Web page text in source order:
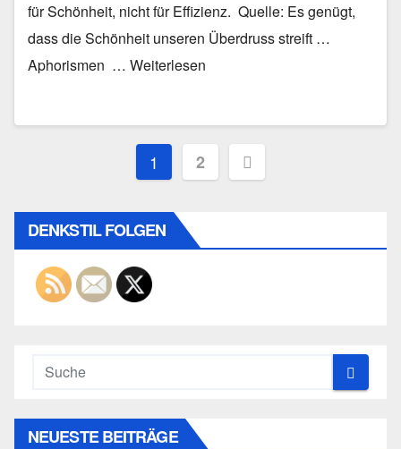
für Schönheit, nicht für Effizienz. Quelle: Es genügt,
dass die Schönheit unseren Überdruss streift …
Aphorismen … Weiterlesen
Seitennummerierung
Beiträge
1 2
DENKSTIL FOLGEN
NEUESTE BEITRÄGE